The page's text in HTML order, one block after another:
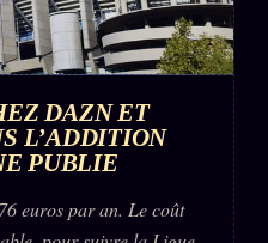
DAZN ET
L’ADDITION
PUBLIE
euros par an. Le coût